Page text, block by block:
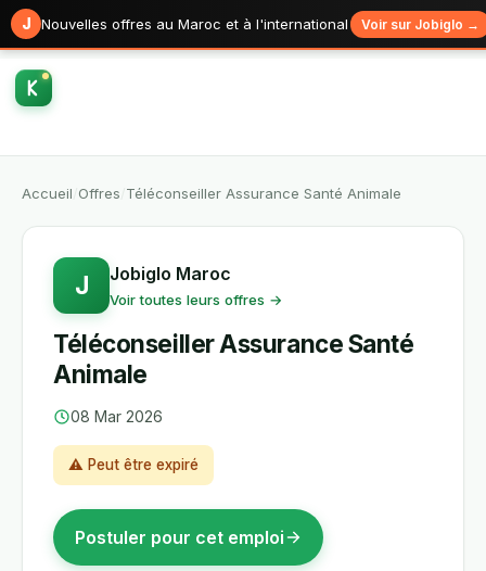
J Nouvelles offres au Maroc et à l'international Voir sur Jobiglo →
Accueil Offres Téléconseiller Assurance Santé Animale
J Jobiglo Maroc
Voir toutes leurs offres →
Téléconseiller Assurance Santé
Animale
08 Mar 2026
⚠ Peut être expiré
Postuler pour cet emploi